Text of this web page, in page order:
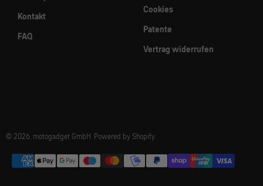
Kontakt
FAQ
Cookies
Patente
Vertrag widerrufen
© 2026, motogadget GmbH. Powered by Shopify